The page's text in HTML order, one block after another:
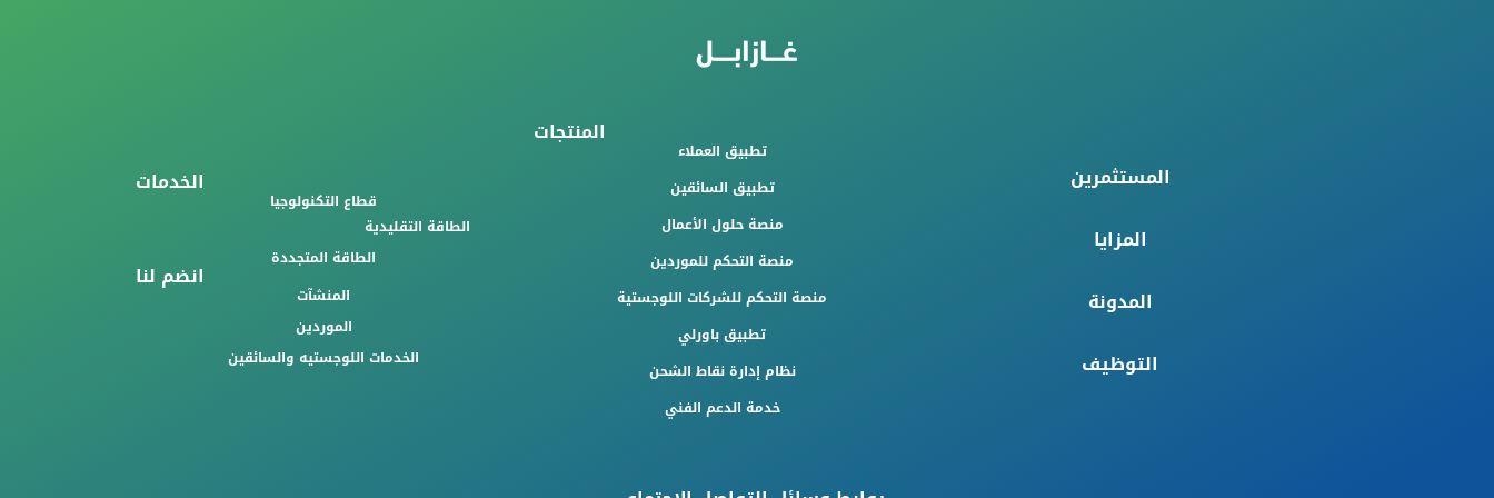
الخدمات
قطاع التكنولوجيا
الطاقة التقليدية
الطاقة المتجددة
انضم لنا
المنشآت
الموردين
الخدمات اللوجستيه والسائقين
المنتجات
تطبيق العملاء
تطبيق السائقين
منصة حلول الأعمال
منصة التحكم للموردين
منصة التحكم للشركات اللوجستية
تطبيق باورلي
نظام إدارة نقاط الشحن
خدمة الدعم الفني
المستثمرين
المزايا
المدونة
التوظيف